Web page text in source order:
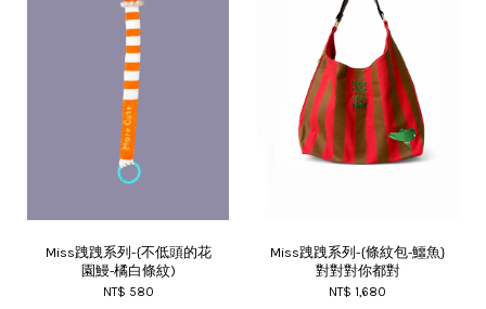
Miss跩跩系列-{不低頭的花
園鰻-橘白條紋)
NT$ 580
Miss跩跩系列-{條紋包-鱷魚}
對對對你都對
NT$ 1,680